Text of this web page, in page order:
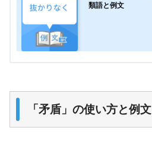
類語と例文
「矛盾」の使い方と例文